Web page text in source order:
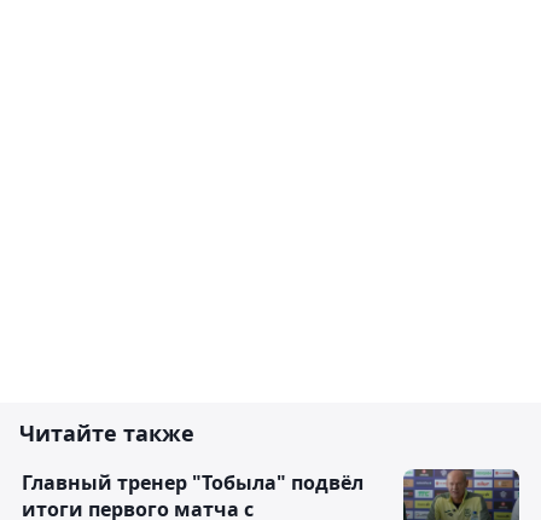
Читайте также
Главный тренер "Тобыла" подвёл
итоги первого матча с